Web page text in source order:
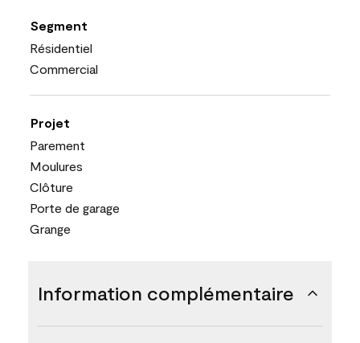
Segment
Résidentiel
Commercial
Projet
Parement
Moulures
Clôture
Porte de garage
Grange
Information complémentaire